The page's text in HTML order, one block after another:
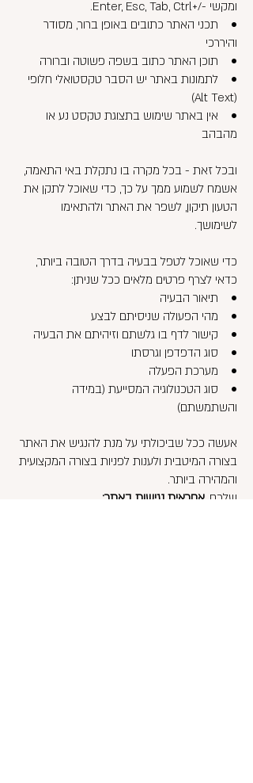
ומקשי -/+Enter, Esc, Tab, Ctrl.
• תכני האתר כתובים באופן ברור, מסודר
והיררכי
• תוכן האתר כתוב בשפה פשוטה וברורה
• לתמונות באתר יש הסבר טקסטואלי חלופי
(Alt Text)
• אין באתר שימוש בתצוגת טקסט נע או
מהבהב
ובכל זאת - בכל מקרה בו נתקלת באי התאמה,
אשמח לשמוע ממך על כך, כדי שאוכל לתקן את
הטעון תיקון, לשפר את האתר ולהתאימו
לשימושך.
כדי שאוכל לטפל בבעיה בדרך הטובה ביותר,
כדאי לצרף פרטים מלאים ככל שניתן:
• תיאור הבעיה
• מהי הפעולה שניסיתם לבצע
• קישור לדף בו גלשתם וזיהיתם את הבעיה
• סוג הדפדפן וגרסתו
• מערכת הפעלה
• סוג הטכנולוגיה המסייעת (במידה
והשתמשתם)
אעשה ככל שביכולתי על מנת להנגיש את האתר
בצורה המיטבית ולענות לפניות בצורה המקצועית
והמהירה ביותר.
שלכם, אחראית נגישות באתר: